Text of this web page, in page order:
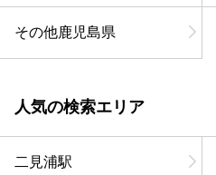
その他鹿児島県
人気の検索エリア
二見浦駅